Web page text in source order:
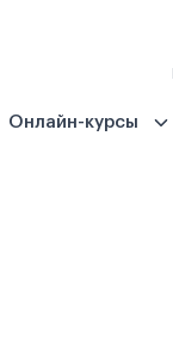
Онлайн-курсы